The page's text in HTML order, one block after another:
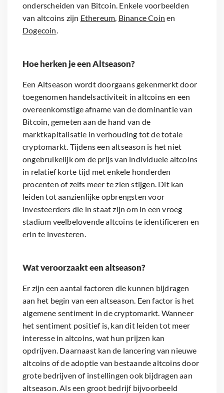
onderscheiden van Bitcoin. Enkele voorbeelden
van altcoins zijn Ethereum, Binance Coin en
Dogecoin.
Hoe herken je een Altseason?
Een Altseason wordt doorgaans gekenmerkt door
toegenomen handelsactiviteit in altcoins en een
overeenkomstige afname van de dominantie van
Bitcoin, gemeten aan de hand van de
marktkapitalisatie in verhouding tot de totale
cryptomarkt. Tijdens een altseason is het niet
ongebruikelijk om de prijs van individuele altcoins
in relatief korte tijd met enkele honderden
procenten of zelfs meer te zien stijgen. Dit kan
leiden tot aanzienlijke opbrengsten voor
investeerders die in staat zijn om in een vroeg
stadium veelbelovende altcoins te identificeren en
erin te investeren.
Wat veroorzaakt een altseason?
Er zijn een aantal factoren die kunnen bijdragen
aan het begin van een altseason. Een factor is het
algemene sentiment in de cryptomarkt. Wanneer
het sentiment positief is, kan dit leiden tot meer
interesse in altcoins, wat hun prijzen kan
opdrijven. Daarnaast kan de lancering van nieuwe
altcoins of de adoptie van bestaande altcoins door
grote bedrijven of instellingen ook bijdragen aan
altseason. Als een groot bedrijf bijvoorbeeld